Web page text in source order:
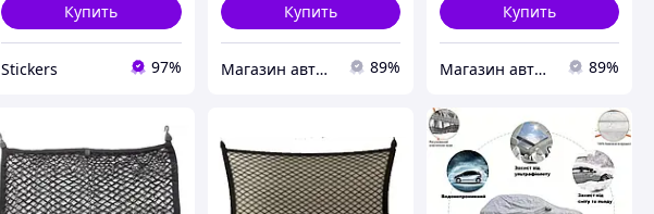
Купить
Stickers 97%
Купить
Магазин авточехлов и аксессуаров "Barda4ek" 89%
Купить
Магазин авточехлов и аксессуаров "Barda4ek" 89%